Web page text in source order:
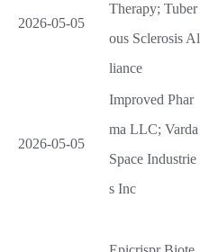
2026-05-05
Therapy; Tuber
ous Sclerosis Al
liance
2026-05-05
Improved Phar
ma LLC; Varda
Space Industrie
s Inc